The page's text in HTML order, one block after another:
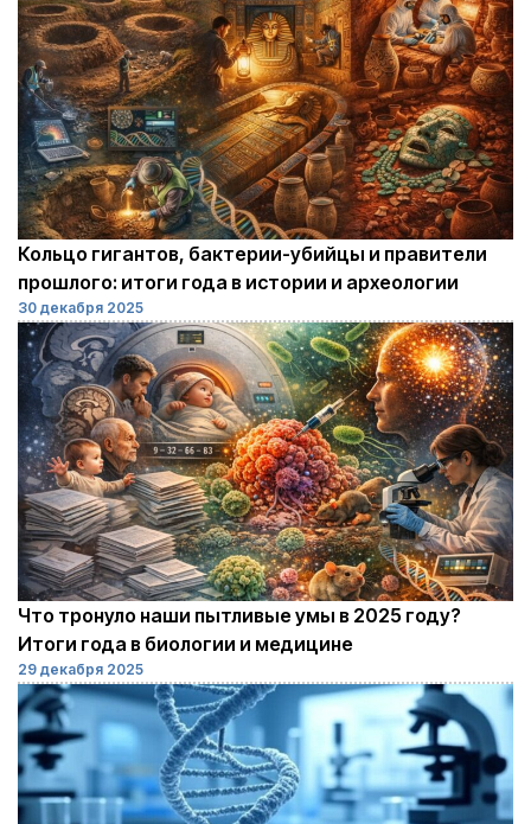
30 декабря 2025
Кольцо гигантов, бактерии-убийцы и правители
прошлого: итоги года в истории и археологии
29 декабря 2025
Что тронуло наши пытливые умы в 2025 году?
Итоги года в биологии и медицине